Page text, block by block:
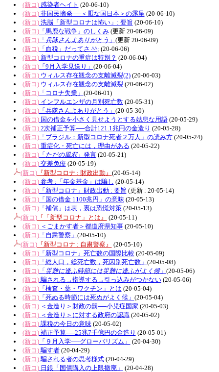
(新コ)感染者ヘイト (20-06-10)
(新コ)非国民摘発──＜厭な国日本＞の露呈 (20-06-10)
(新コ)洗脳「新型コロナは怖い」: 要旨 (20-06-10)
(新コ)「馬鹿な戦争」のしくみ(更新 20-06-09)
(新コ)「 兵隊さんよありがとう 」 (更新 20-06-09)
(新コ)「血税」だってさ ^^; (20-06-06)
(新コ)新型コロナの重症は特別？ (20-06-04)
(新コ)「9月入学見送り」 (20-06-04)
(新コ)ウィルス存在観念の支離滅裂(2)(20-06-03)
(新コ)ウィルス存在観念の支離滅裂(20-06-02)
(新コ)「コロナ失業」 (20-06-01)
(新コ)インフルエンザの月別死亡数(20-05-31)
(新コ)「兵隊さんよありがとう」 (20-05-30)
(新コ)国の借金を小さく見せようとする姑息な用語(20-05-29)
(新コ)2次補正予算──合計121.1兆円の金造り (20-05-28)
(新コ)「ブラジル：新型コロナ死者２万人」の読み方(20-05-24)
(新コ)重症化・死亡には，理由がある (20-05-22)
(新コ)「 ただの風邪」発言(20-05-21)
(新コ)交差免疫 (20-05-19)
(新コ)『新型コロナ : 財政出動』 (20-05-14)
(新コ)参考 :「年金基金」は騙し (20-05-14)
(新コ)「新型コロナ」財政出動 : 要旨 (更新 : 20-05-14)
(新コ)「国の借金 1100兆円」の意味(20-05-13)
(新コ)「補償」は表，裏は恐慌対策(20-05-13)
(新コ)『「新型コロナ」とは』
(20-05-11)
(新コ)＜ごまかす者＞都道府県知事(20-05-10)
(新コ)「自粛警察」 (20-05-10)
(新コ)『新型コロナ : 自粛警察』
(20-05-10)
(新コ)「新型コロナ」死亡数の国際比較 (20-05-09)
(新コ)「総人口，総死亡数，死因別死亡数」 (20-05-08)
(新コ)「 災難に逢ふ時節には災難に逢ふがよく候」 (20-05-06)
(新コ)騙される→指導する→引っ込みがつかない(20-05-06)
(新コ)「検査・薬・ワクチン」とは (20-05-04)
(新コ)「死ぬる時節には死ぬがよく候」 (20-05-04)
(新コ)＜金造り＞財政の罰──小児症国家 (20-05-03)
(新コ)＜金造り＞に対する政府の認識(20-05-02)
(新コ)課税の今日の意味(20-05-02)
(新コ)補正予算──25兆7千億円の金造り (20-05-01)
(新コ)「９月入学──グローバリズム」
(20-04-30)
(新コ)騙す者(20-04-29)
(新コ)騙される者の思考様式(20-04-29)
(新コ)日銀「国債購入の上限撤廃」
(20-04-28)